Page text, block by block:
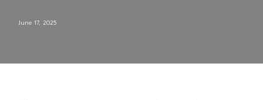
June 17, 2025